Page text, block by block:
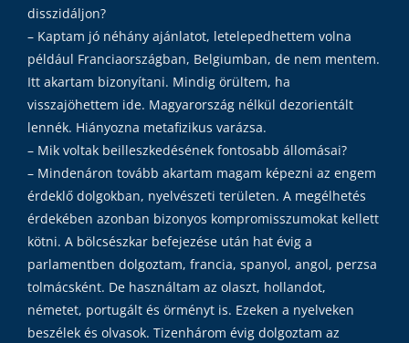
disszidáljon?
– Kaptam jó néhány ajánlatot, letelepedhettem volna
például Franciaországban, Belgiumban, de nem mentem.
Itt akartam bizonyítani. Mindig örültem, ha
visszajöhettem ide. Magyarország nélkül dezorientált
lennék. Hiányozna metafizikus varázsa.
– Mik voltak beilleszkedésének fontosabb állomásai?
– Mindenáron tovább akartam magam képezni az engem
érdeklő dolgokban, nyelvészeti területen. A megélhetés
érdekében azonban bizonyos kompromisszumokat kellett
kötni. A bölcsészkar befejezése után hat évig a
parlamentben dolgoztam, francia, spanyol, angol, perzsa
tolmácsként. De használtam az olaszt, hollandot,
németet, portugált és örményt is. Ezeken a nyelveken
beszélek és olvasok. Tizenhárom évig dolgoztam az